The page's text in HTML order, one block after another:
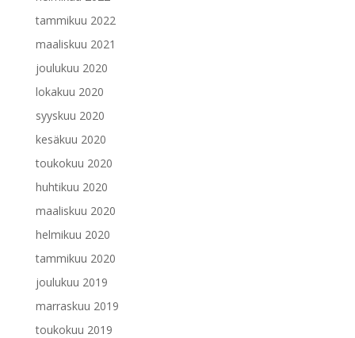
tammikuu 2022
maaliskuu 2021
joulukuu 2020
lokakuu 2020
syyskuu 2020
kesäkuu 2020
toukokuu 2020
huhtikuu 2020
maaliskuu 2020
helmikuu 2020
tammikuu 2020
joulukuu 2019
marraskuu 2019
toukokuu 2019